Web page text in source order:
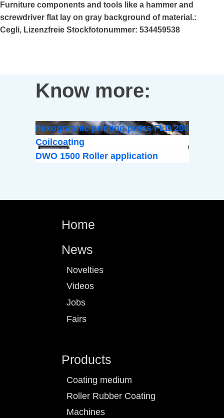
Furniture components and tools like a hammer and
screwdriver flat lay on gray background of material.:
Cegli, Lizenzfreie Stockfotonummer: 534459538
Know more:
flexographic printing press FLD 200
Coilcoating
DWO 1500 Roller application
Home
News
Novelties
Videos
Jobs
Fairs
Products
Coating medium
Roller Rubber Coating
Machines